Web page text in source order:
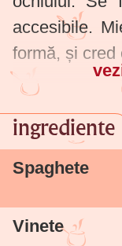
accesibile.
formă, și cred
ingrediente
Spaghete
Vinete